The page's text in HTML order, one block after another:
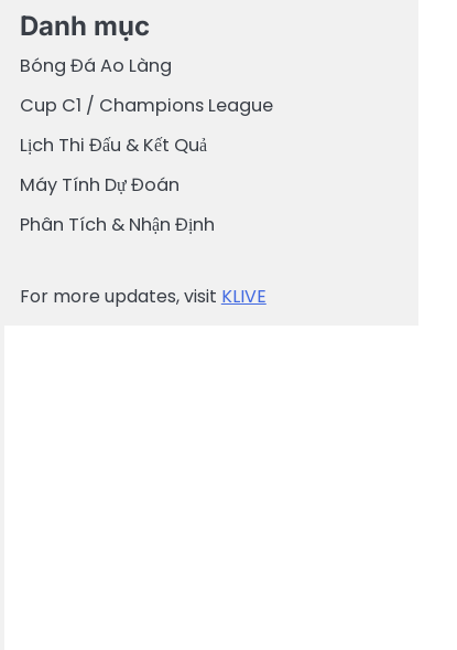
Danh mục
Bóng Đá Ao Làng
Cup C1 / Champions League
Lịch Thi Đấu & Kết Quả
Máy Tính Dự Đoán
Phân Tích & Nhận Định
For more updates, visit KLIVE